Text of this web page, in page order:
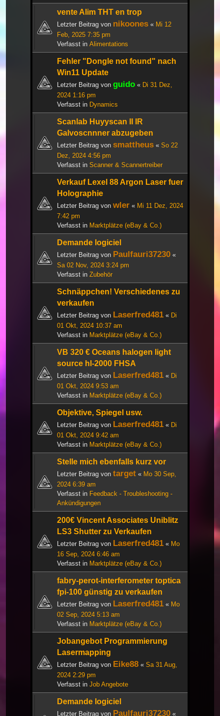
vente Alim THT en trop
Letzter Beitrag von nikoones « Mi 12
Feb, 2025 7:35 pm
Verfasst in Alimentations
Fehler "Dongle not found" nach
Win11 Update
Letzter Beitrag von guido « Di 31 Dez,
2024 1:16 pm
Verfasst in Dynamics
Scanlab Huyyscan II IR
Galvoscnnner abzugeben
Letzter Beitrag von smattheus « So 22
Dez, 2024 4:56 pm
Verfasst in Scanner & Scannertreiber
Verkauf Lexel 88 Argon Laser fuer
Holographie
Letzter Beitrag von wler « Mi 11 Dez, 2024
7:42 pm
Verfasst in Marktplätze (eBay & Co.)
Demande logiciel
Letzter Beitrag von Paulfauri37230 «
Sa 02 Nov, 2024 3:24 pm
Verfasst in Zubehör
Schnäppchen! Verschiedenes zu
verkaufen
Letzter Beitrag von Laserfred481 « Di
01 Okt, 2024 10:37 am
Verfasst in Marktplätze (eBay & Co.)
VB 320 € Oceans halogen light
source hl-2000 FHSA
Letzter Beitrag von Laserfred481 « Di
01 Okt, 2024 9:53 am
Verfasst in Marktplätze (eBay & Co.)
Objektive, Spiegel usw.
Letzter Beitrag von Laserfred481 « Di
01 Okt, 2024 9:42 am
Verfasst in Marktplätze (eBay & Co.)
Stelle mich ebenfalls kurz vor
Letzter Beitrag von target « Mo 30 Sep,
2024 6:39 am
Verfasst in Feedback - Troubleshooting -
Ankündigungen
200€ Vincent Associates Uniblitz
LS3 Shutter zu Verkaufen
Letzter Beitrag von Laserfred481 « Mo
16 Sep, 2024 6:46 am
Verfasst in Marktplätze (eBay & Co.)
fabry-perot-interferometer toptica
fpi-100 günstig zu verkaufen
Letzter Beitrag von Laserfred481 « Mo
02 Sep, 2024 5:13 am
Verfasst in Marktplätze (eBay & Co.)
Jobangebot Programmierung
Lasermapping
Letzter Beitrag von Eike88 « Sa 31 Aug,
2024 2:29 pm
Verfasst in Job Angebote
Demande logiciel
Letzter Beitrag von Paulfauri37230 «